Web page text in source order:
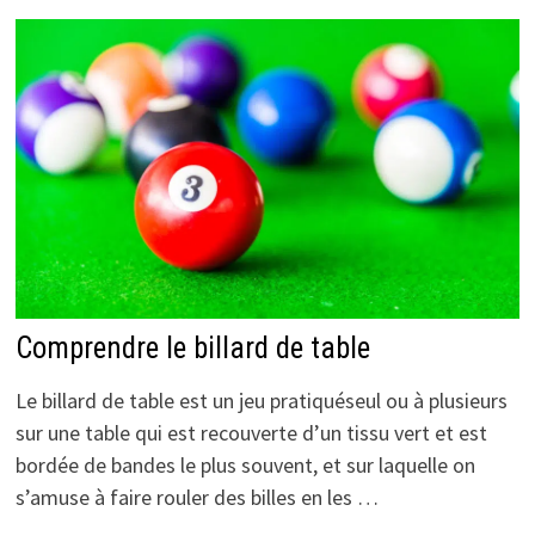
Comprendre le billard de table
Le billard de table est un jeu pratiquéseul ou à plusieurs
sur une table qui est recouverte d’un tissu vert et est
bordée de bandes le plus souvent, et sur laquelle on
s’amuse à faire rouler des billes en les …